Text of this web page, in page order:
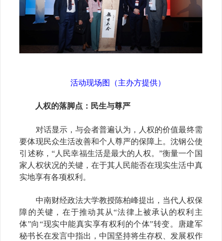
活动现场图（主办方提供）
人权的落脚点：民生与尊严
对话显示，与会者普遍认为，人权的价值最终需
要体现民众生活改善和个人尊严的保障上。沈钢公使
引述称，“人民幸福生活是最大的人权。”衡量一个国
家人权状况的关键，在于其人民能否在现实生活中真
实地享有各项权利。
中南财经政法大学教授陈柏峰提出，当代人权保
障的关键，在于推动其从“法律上被承认的权利主
体”向“现实中能真实享有权利的个体”转变。唐建军
秘书长在发言中指出，中国坚持将生存权、发展权作